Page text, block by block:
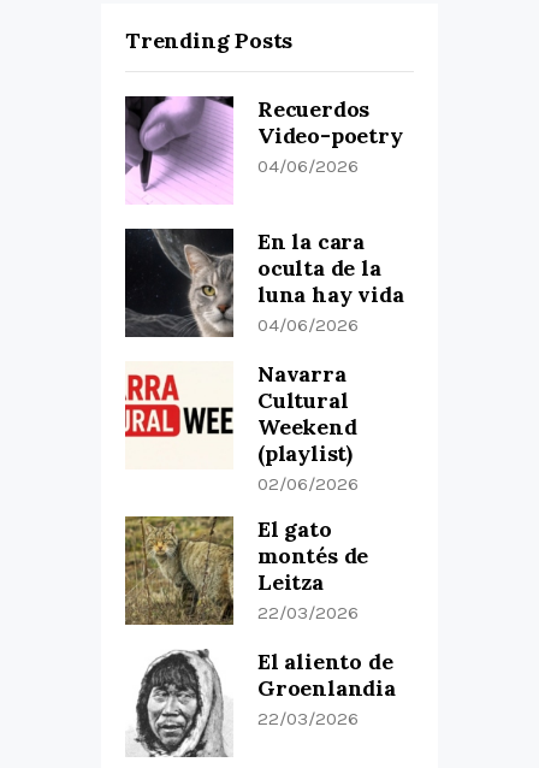
Trending Posts
Recuerdos
Video-poetry
04/06/2026
En la cara
oculta de la
luna hay vida
04/06/2026
Navarra
Cultural
Weekend
(playlist)
02/06/2026
El gato
montés de
Leitza
22/03/2026
El aliento de
Groenlandia
22/03/2026